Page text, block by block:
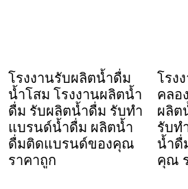
โรงงานรับผลิตน้ำดื่ม
น้ำโสม โรงงานผลิตน้ำ
ดื่ม รับผลิตน้ำดื่ม รับทำ
แบรนด์น้ำดื่ม ผลิตน้ำ
ดื่มติดแบรนด์ของคุณ
ราคาถูก
โรง
คลอ
ผลิต
รับท
น้ำดื่
คุณ